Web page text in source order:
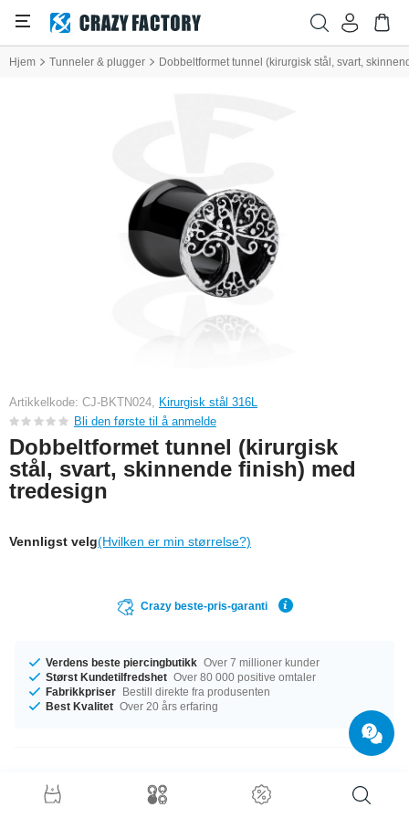
Hjem Tunneler & plugger Dobbeltformet tunnel (kirurgisk stål, svart,
Artikkelkode: CJ-BKTN024, Kirurgisk stål 316L
Bli den første til å anmelde
Dobbeltformet tunnel (kirurgisk
stål, svart, skinnende finish) med
tredesign
Vennligst velg(Hvilken er min størrelse?)
Crazy beste-pris-garanti
Verdens beste piercingbutikk Over 7 millioner kunder
Størst Kundetilfredshet Over 80 000 positive omtaler
Fabrikkpriser Bestill direkte fra produsenten
Best Kvalitet Over 20 års erfaring
Produktdetaljer